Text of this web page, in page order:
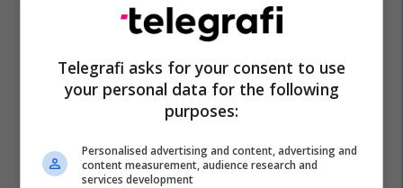
Trent Alexander-Arnold
Telegrafi asks for your consent to use
your personal data for the following
purposes:
Personalised advertising and content, advertising and
content measurement, audience research and
services development